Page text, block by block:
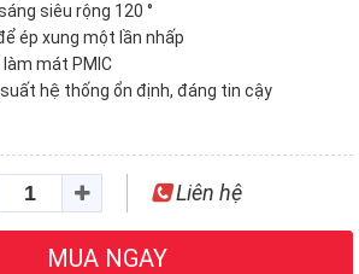
siêu rộng 120 °
ép xung một lần nhấp
mát PMIC
suất hệ thống ổn định, đáng tin cậy
Liên hệ
MUA NGAY